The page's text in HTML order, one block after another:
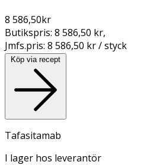
8 586,50kr
Butikspris: 8 586,50 kr,
Jmfs.pris: 8 586,50 kr / styck
Köp via recept
Tafasitamab
I lager hos leverantör